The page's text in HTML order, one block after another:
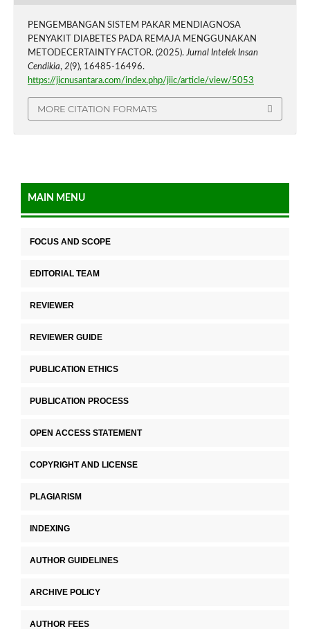
PENGEMBANGAN SISTEM PAKAR MENDIAGNOSA
PENYAKIT DIABETES PADA REMAJA MENGGUNAKAN
METODECERTAINTY FACTOR. (2025).Jurnal Intelek Insan
Cendikia, 2(9), 16485-16496.
https://jicnusantara.com/index.php/jiic/article/view/5053
MORE CITATION FORMATS
MAIN MENU
FOCUS AND SCOPE
EDITORIAL TEAM
REVIEWER
REVIEWER GUIDE
PUBLICATION ETHICS
PUBLICATION PROCESS
OPEN ACCESS STATEMENT
COPYRIGHT AND LICENSE
PLAGIARISM
INDEXING
AUTHOR GUIDELINES
ARCHIVE POLICY
AUTHOR FEES